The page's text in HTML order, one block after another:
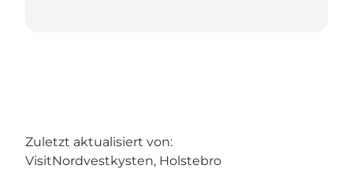
Zuletzt aktualisiert von:
VisitNordvestkysten, Holstebro